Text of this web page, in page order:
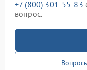
+7 (800) 301-55-83
вопрос.